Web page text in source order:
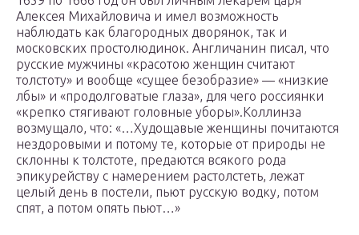
Алексея Михайловича и имел возможность
наблюдать как благородных дворянок, так и
московских простолюдинок. Англичанин писал, что
русские мужчины «красотою женщин считают
толстоту» и вообще «сущее безобразие» — «низкие
лбы» и «продолговатые глаза», для чего россиянки
«крепко стягивают головные уборы».Коллинза
возмущало, что: «…Худощавые женщины почитаются
нездоровыми и потому те, которые от природы не
склонны к толстоте, предаются всякого рода
эпикурейству с намерением растолстеть, лежат
целый день в постели, пьют русскую водку, потом
спят, а потом опять пьют…»